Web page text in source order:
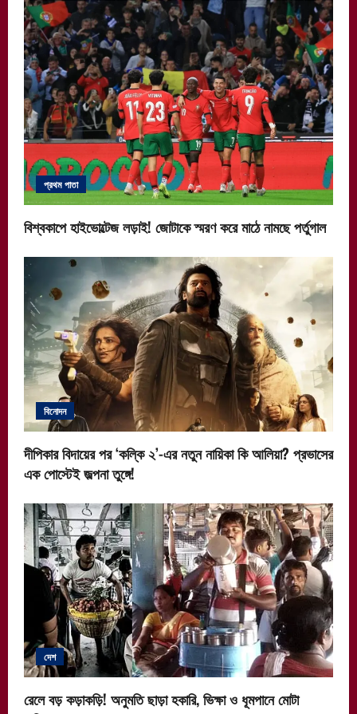
প্রথম পাতা
বিশ্বকাপে হাইভোল্টেজ লড়াই! জোটাকে স্মরণ করে মাঠে নামছে পর্তুগাল
বিনোদন
দীপিকার বিদায়ের পর ‘কল্কি ২’-এর নতুন নায়িকা কি আলিয়া? প্রভাসের
এক পোস্টেই জল্পনা তুঙ্গে!
দেশ
রেলে বড় কড়াকড়ি! অনুমতি ছাড়া হকারি, ভিক্ষা ও ধূমপানে মোটা